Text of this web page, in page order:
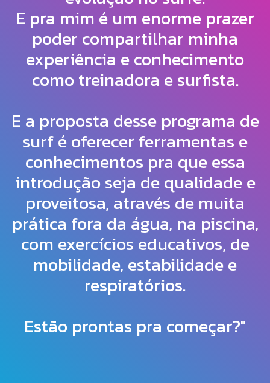
E pra mim é um enorme prazer
poder compartilhar minha
experiência e conhecimento
como treinadora e surfista.
E a proposta desse programa de
surf é oferecer ferramentas e
conhecimentos pra que essa
introdução seja de qualidade e
proveitosa, através de muita
prática fora da água, na piscina,
com exercícios educativos, de
mobilidade, estabilidade e
respiratórios.
Estão prontas pra começar?"